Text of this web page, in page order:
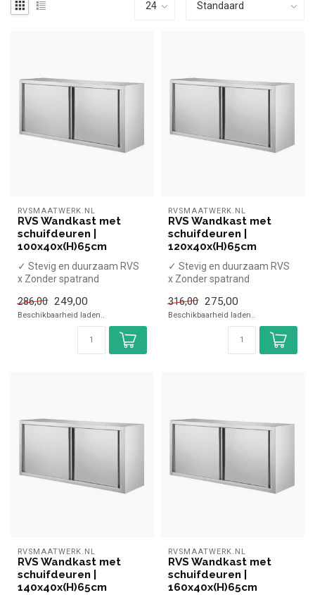
RVSMAATWERK.NL
RVS Wandkast met
schuifdeuren |
100x40x(H)65cm
✓ Stevig en duurzaam RVS
x Zonder spatrand
✓ Verstelbare p...
286,00 249,00
Beschikbaarheid laden..
RVSMAATWERK.NL
RVS Wandkast met
schuifdeuren |
120x40x(H)65cm
✓ Stevig en duurzaam RVS
x Zonder spatrand
✓ Verstelbare p...
316,00 275,00
Beschikbaarheid laden..
RVSMAATWERK.NL
RVS Wandkast met
schuifdeuren |
140x40x(H)65cm
RVSMAATWERK.NL
RVS Wandkast met
schuifdeuren |
160x40x(H)65cm